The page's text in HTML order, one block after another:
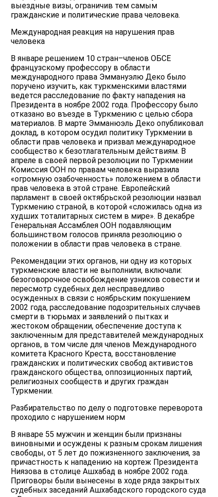
выездные визы, ограничив тем самым
гражданские и политические права человека.
Международная реакция на нарушения прав
человека
В январе решением 10 стран–членов ОБСЕ
французскому профессору в области
международного права Эммануэлю Деко было
поручено изучить, как туркменскими властями
ведется расследование по факту нападения на
Президента в ноябре 2002 года. Профессору было
отказано во въезде в Туркмению с целью сбора
материалов. В марте Эмманюэль Деко опубликовал
доклад, в котором осудил политику Туркмении в
области прав человека и призвал международное
сообщество к безотлагательным действиям. В
апреле в своей первой резолюции по Туркмении
Комиссия ООН по правам человека выразила
«огромную озабоченность» положением в области
прав человека в этой стране. Европейский
парламент в своей октябрьской резолюции назвал
Туркмению страной, в которой «сложилась одна из
худших тоталитарных систем в мире». В декабре
Генеральная Ассамблея ООН подавляющим
большинством голосов приняла резолюцию о
положении в области прав человека в стране.
Рекомендации этих органов, ни одну из которых
туркменские власти не выполнили, включали:
безоговорочное освобождение узников совести и
пересмотр судебных дел несправедливо
осужденных в связи с ноябрьским покушением
2002 года, расследование подозрительных случаев
смерти в тюрьмах и заявлений о пытках и
жестоком обращении, обеспечение доступа к
заключенным для представителей международных
органов, в том числе для членов Международного
комитета Красного Креста, восстановление
гражданских и политических свобод активистов
гражданского общества, оппозиционных партий,
религиозных сообществ и других граждан
Туркмении.
Разбирательство по делу о подготовке переворота
проходило с нарушением норм
В январе 55 мужчин и женщин были признаны
виновными и осуждены к разным срокам лишения
свободы, от 5 лет до пожизненного заключения, за
причастность к нападению на кортеж Президента
Ниязова в столице Ашхабад в ноябре 2002 года.
Приговоры были вынесены в ходе ряда закрытых
судебных заседаний Ашхабадского городского суда